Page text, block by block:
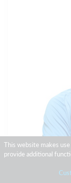
This website makes
provide additional